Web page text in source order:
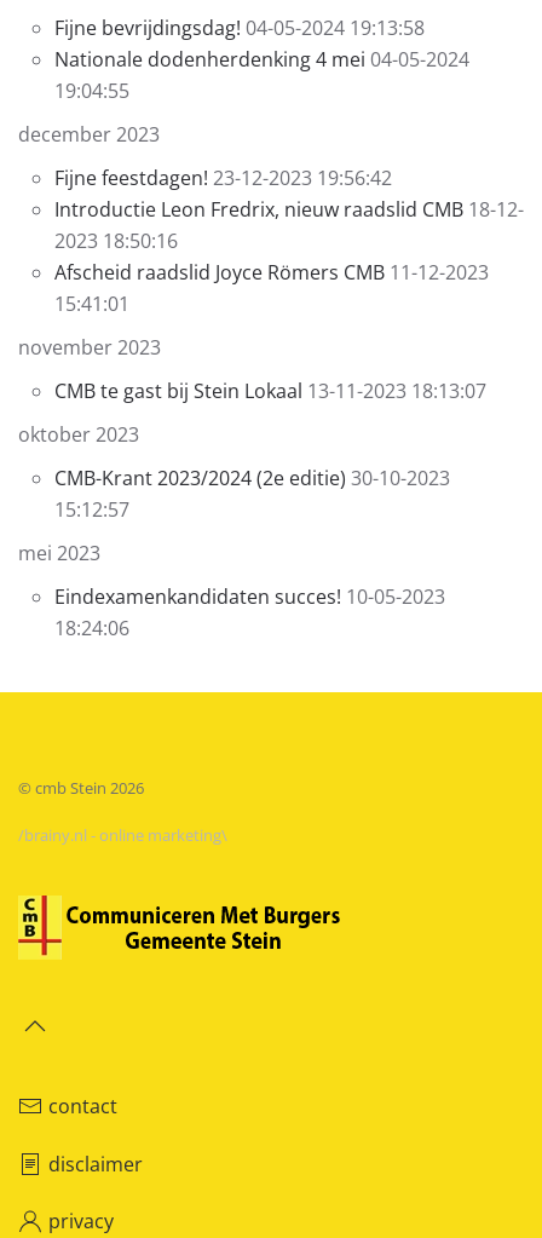
Fijne bevrijdingsdag! 04-05-2024 19:13:58
Nationale dodenherdenking 4 mei 04-05-2024
19:04:55
december 2023
Fijne feestdagen! 23-12-2023 19:56:42
Introductie Leon Fredrix, nieuw raadslid CMB 18-12-
2023 18:50:16
Afscheid raadslid Joyce Römers CMB 11-12-2023
15:41:01
november 2023
CMB te gast bij Stein Lokaal 13-11-2023 18:13:07
oktober 2023
CMB-Krant 2023/2024 (2e editie) 30-10-2023
15:12:57
mei 2023
Eindexamenkandidaten succes! 10-05-2023
18:24:06
© cmb Stein 2026
/brainy.nl - online marketing\
contact
disclaimer
privacy